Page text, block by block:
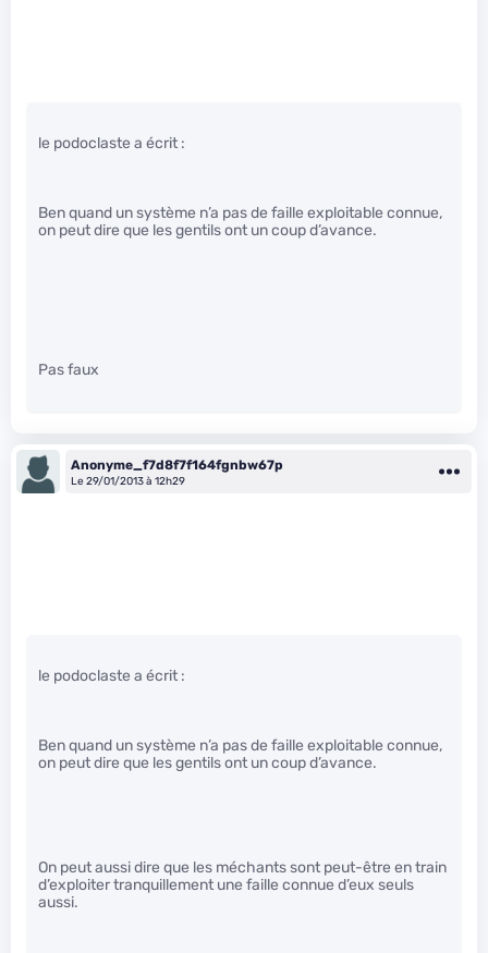
le podoclaste a écrit :
Ben quand un système n’a pas de faille exploitable connue,
on peut dire que les gentils ont un coup d’avance.
Pas faux
Anonyme_f7d8f7f164fgnbw67p
Le 29/01/2013 à 12h29
le podoclaste a écrit :
Ben quand un système n’a pas de faille exploitable connue,
on peut dire que les gentils ont un coup d’avance.
On peut aussi dire que les méchants sont peut-être en train
d’exploiter tranquillement une faille connue d’eux seuls
aussi.